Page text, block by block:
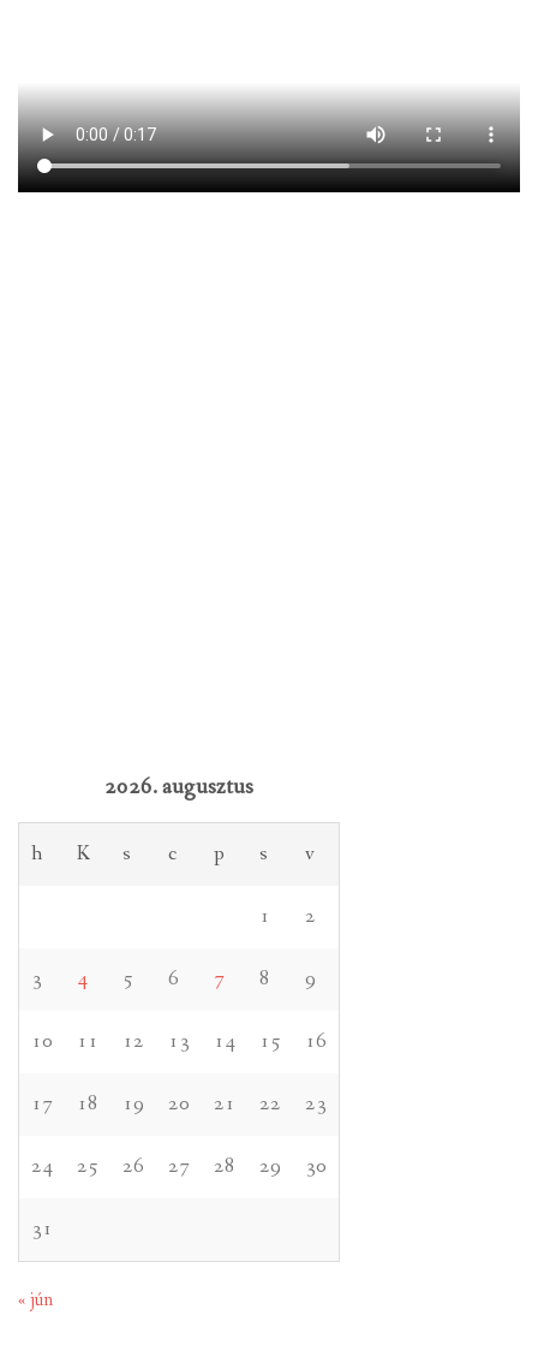
2026. augusztus
h K s c p s v
1 2
3 4 5 6 7 8 9
10 11 12 13 14 15 16
17 18 19 20 21 22 23
24 25 26 27 28 29 30
31
« jún